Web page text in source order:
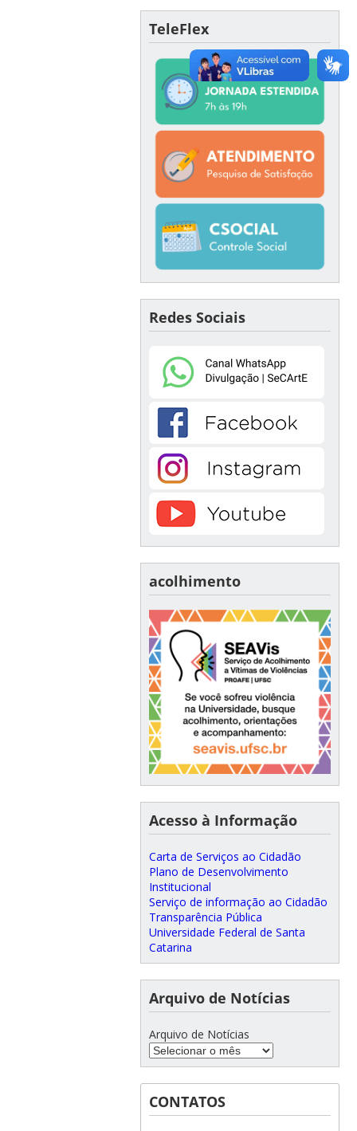
TeleFlex
Redes Sociais
acolhimento
Acesso à Informação
Carta de Serviços ao Cidadão
Plano de Desenvolvimento
Institucional
Serviço de informação ao Cidadão
Transparência Pública
Universidade Federal de Santa
Catarina
Arquivo de Notícias
Arquivo de Notícias
CONTATOS